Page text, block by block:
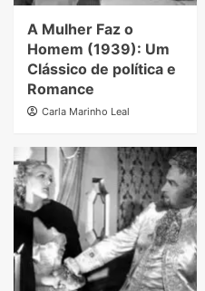
A Mulher Faz o
Homem (1939): Um
Clássico de política e
Romance
Carla Marinho Leal